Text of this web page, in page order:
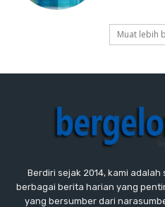
Muat lebih
Berdiri sejak 2014, kami
berbagai berita harian yang
yang bersumber dari